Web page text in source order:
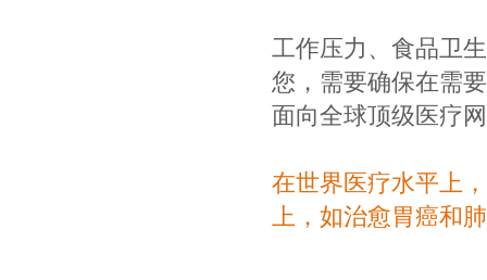
工作压力、食品卫
您，需要确保在需
面向全球顶级医疗
在世界医疗水平上
上，如治愈胃癌和